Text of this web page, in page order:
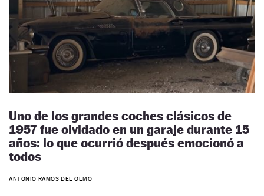
Uno de los grandes coches clásicos de
1957 fue olvidado en un garaje durante 15
años: lo que ocurrió después emocionó a
todos
ANTONIO RAMOS DEL OLMO